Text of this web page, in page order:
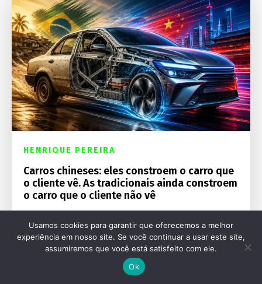
HENRIQUE PEREIRA
Carros chineses: eles constroem o carro que
o cliente vê. As tradicionais ainda constroem
o carro que o cliente não vê
Usamos cookies para garantir que oferecemos a melhor
experiência em nosso site. Se você continuar a usar este site,
assumiremos que você está satisfeito com ele.
Ok